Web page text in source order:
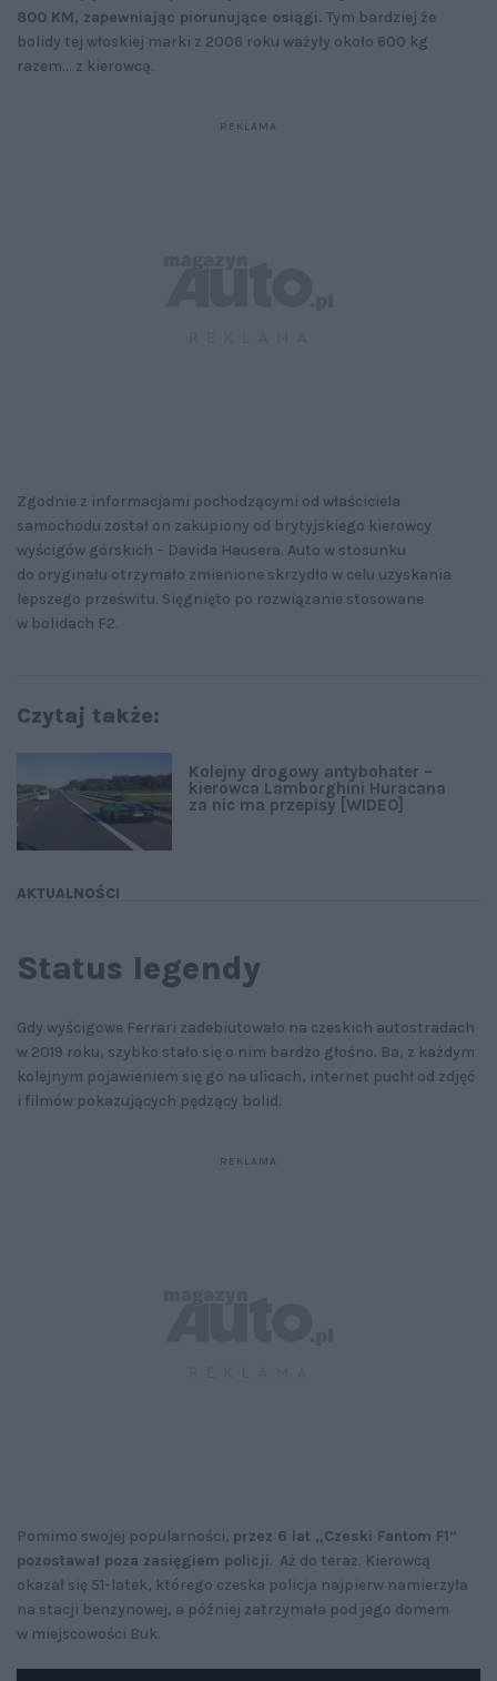
800 KM, zapewniając piorunujące osiągi. Tym bardziej że
bolidy tej włoskiej marki z 2006 roku ważyły około 600 kg
razem… z kierowcą.
Zgodnie z informacjami pochodzącymi od właściciela
samochodu został on zakupiony od brytyjskiego kierowcy
wyścigów górskich – Davida Hausera. Auto w stosunku
do oryginału otrzymało zmienione skrzydło w celu uzyskania
lepszego prześwitu. Sięgnięto po rozwiązanie stosowane
w bolidach F2.
Czytaj także:
AKTUALNOŚCI
Kolejny drogowy antybohater –
kierowca Lamborghini Huracana
za nic ma przepisy [WIDEO]
Status legendy
Gdy wyścigowe Ferrari zadebiutowało na czeskich autostradach
w 2019 roku, szybko stało się o nim bardzo głośno. Ba, z każdym
kolejnym pojawieniem się go na ulicach, internet puchł od zdjęć
i filmów pokazujących pędzący bolid.
Pomimo swojej popularności, przez 6 lat „Czeski Fantom F1”
pozostawał poza zasięgiem policji. Aż do teraz. Kierowcą
okazał się 51-latek, którego czeska policja najpierw namierzyła
na stacji benzynowej, a później zatrzymała pod jego domem
w miejscowości Buk.